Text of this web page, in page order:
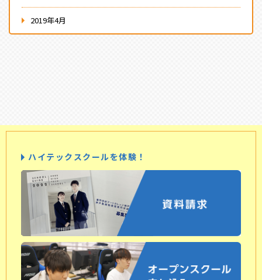
2019年4月
ハイテックスクールを体験！